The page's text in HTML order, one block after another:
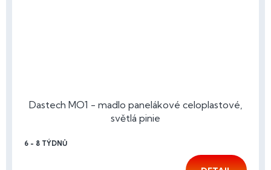
Dastech MO1 - madlo panelákové celoplastové,
světlá pinie
6 - 8 TÝDNŮ